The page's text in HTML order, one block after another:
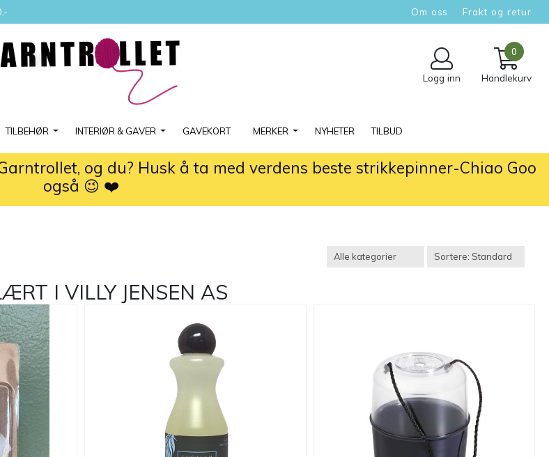
Om oss Frakt og retur
Logg inn
0
Handlekurv
TILBEHØR INTERIØR & GAVER GAVEKORT MERKER NYHETER TILBUD
og du? Husk å ta med verdens beste strikkepinner-Chiao Goo
også 😉 ❤️
I VILLY JENSEN AS